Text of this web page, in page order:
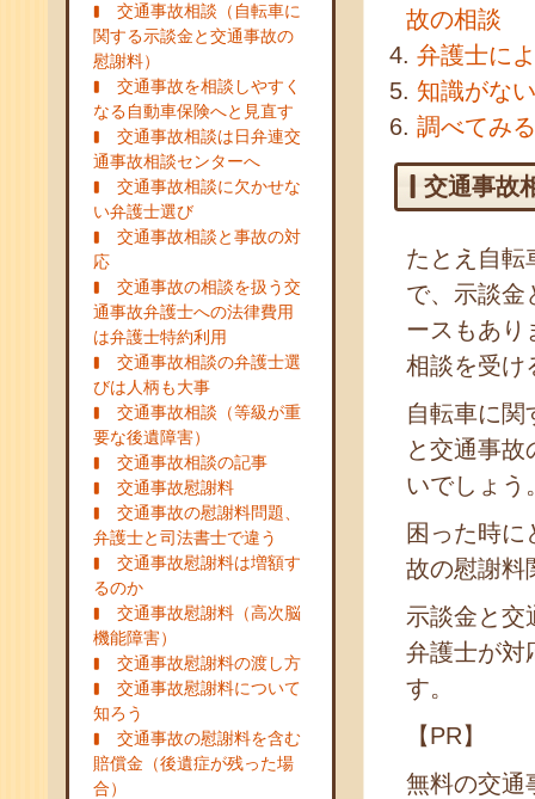
交通事故相談（自転車に
関する示談金と交通事故の
慰謝料）
交通事故を相談しやすく
なる自動車保険へと見直す
交通事故相談は日弁連交
通事故相談センターへ
交通事故相談に欠かせな
い弁護士選び
交通事故相談と事故の対
応
交通事故の相談を扱う交
通事故弁護士への法律費用
は弁護士特約利用
交通事故相談の弁護士選
びは人柄も大事
交通事故相談（等級が重
要な後遺障害）
交通事故相談の記事
交通事故慰謝料
交通事故の慰謝料問題、
弁護士と司法書士で違う
交通事故慰謝料は増額す
るのか
交通事故慰謝料（高次脳
機能障害）
交通事故慰謝料の渡し方
交通事故慰謝料について
知ろう
交通事故の慰謝料を含む
賠償金（後遺症が残った場
合）
故の相談
弁護士に
知識がな
調べてみ
交通事故
たとえ自転
で、示談金
ースもあり
相談を受け
自転車に関
と交通事故
いでしょう
困った時
故の慰謝料
示談金と交
弁護士が対
す。
【PR】
無料の交通